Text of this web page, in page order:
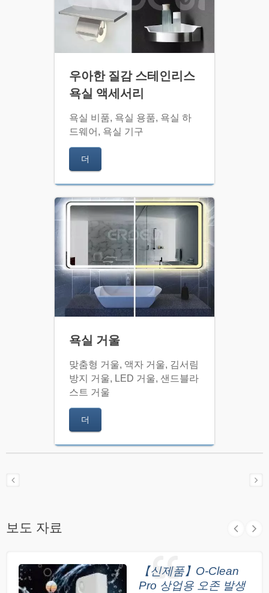
우아한 질감 스테인리스
욕실 액세서리
욕실 비품, 욕실 용품, 욕실 하
드웨어, 욕실 기구
더
욕실 거울
맞춤형 거울, 액자 거울, 김서림
방지 거울, LED 거울, 샌드블라
스트 거울
더
보도 자료
【신제품】O-Clean
Pro 상업용 오존 발생